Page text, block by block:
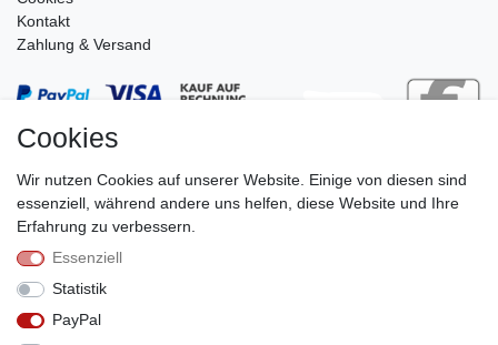
Kontakt
Zahlung & Versand
Stephan Roth GmbH
Cookies
Wir nutzen Cookies auf unserer Website. Einige von diesen sind
essenziell, während andere uns helfen, diese Website und Ihre
Erfahrung zu verbessern.
Essenziell
Statistik
PayPal